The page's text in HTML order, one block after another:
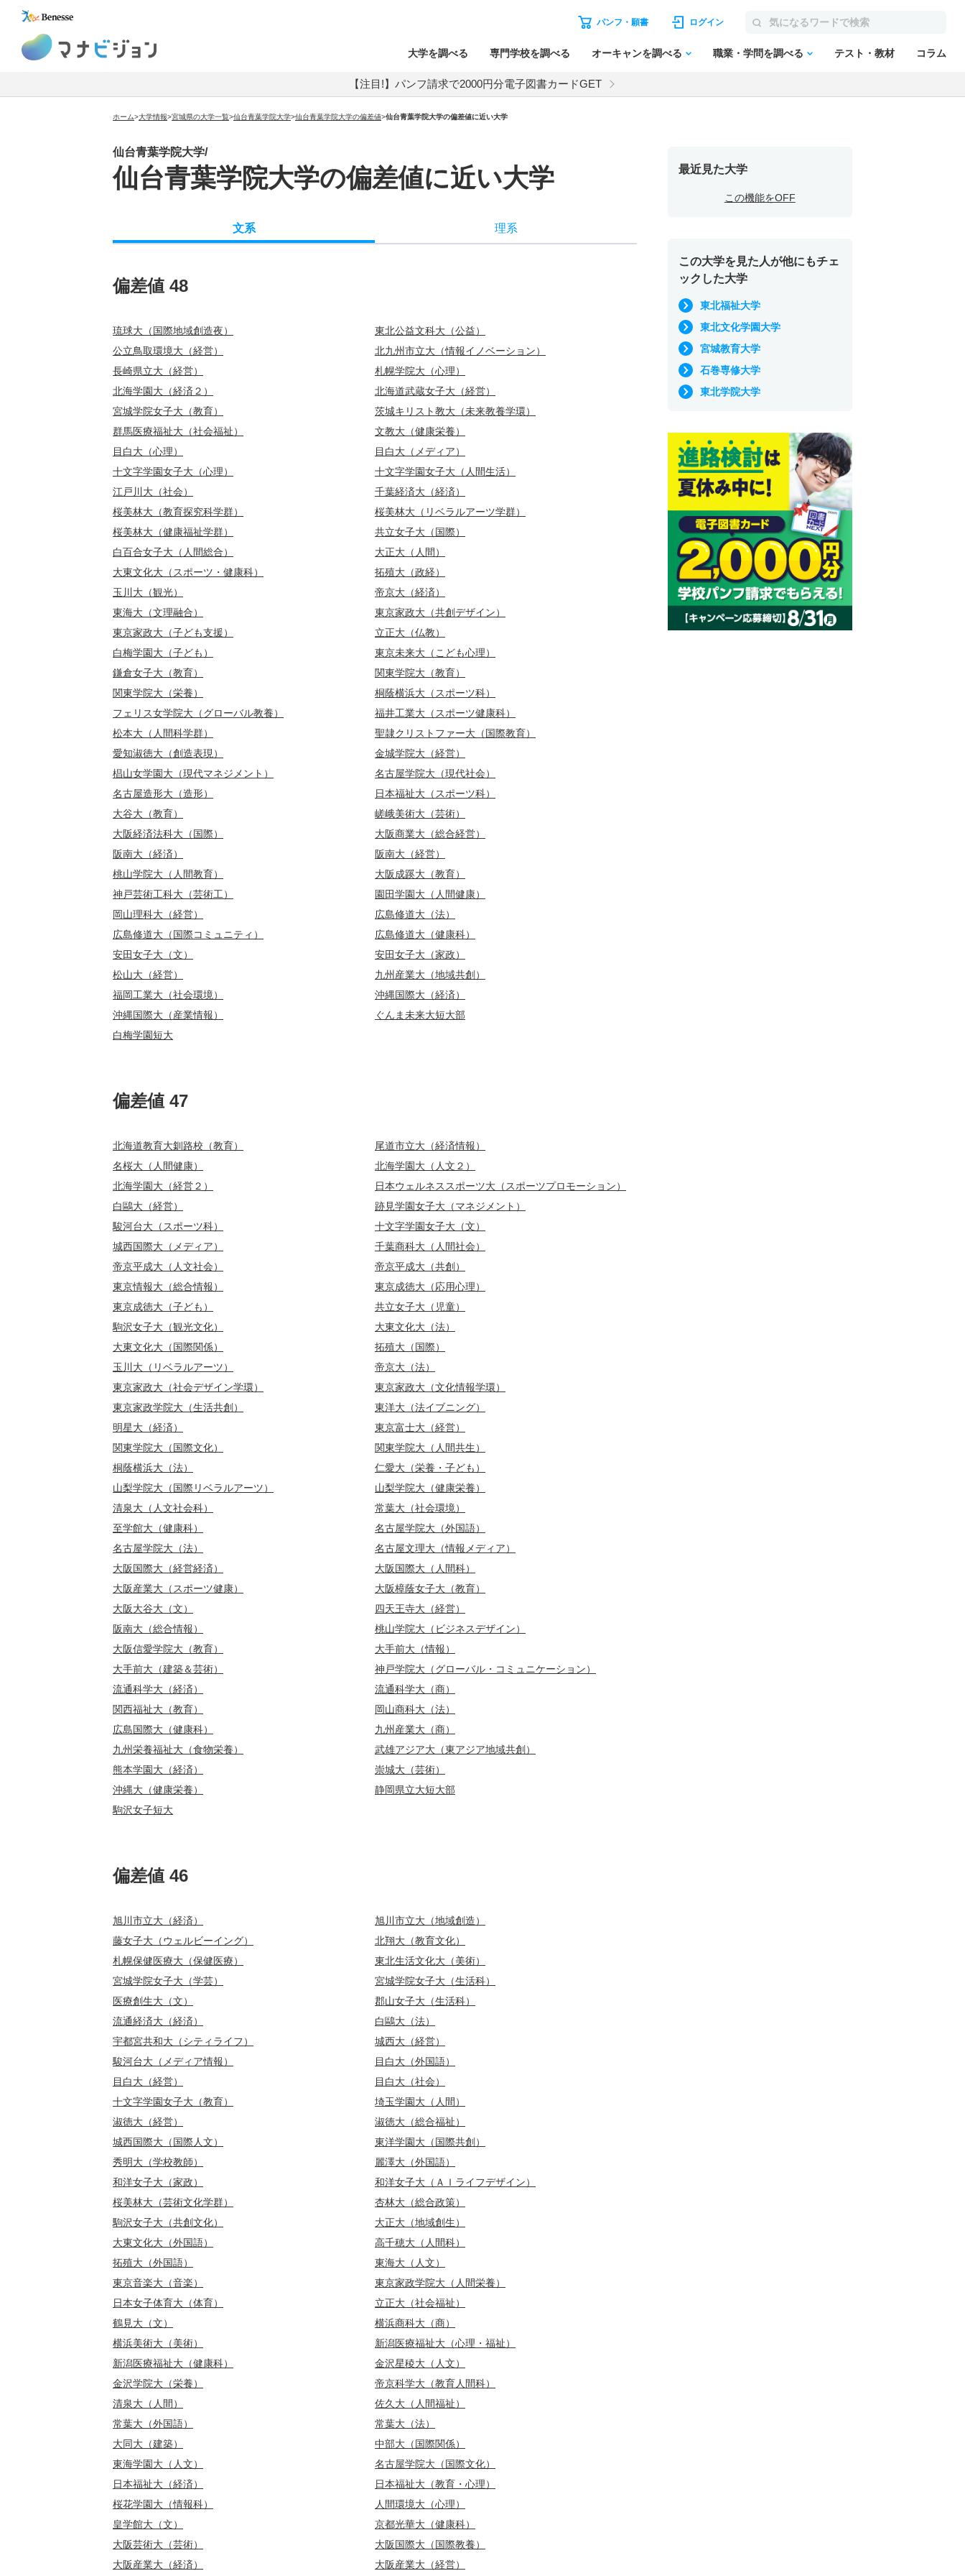
パンフ・願書 ログイン
大学を調べる 専門学校を調べる オーキャンを調べる 職業・学問を調べる テスト・教材 コラム
【注目!】パンフ請求で2000円分電子図書カードGET
ホーム>大学情報>宮城県の大学一覧>仙台青葉学院大学>仙台青葉学院大学の偏差値>仙台青葉学院大学の偏差値に近い大学
仙台青葉学院大学/
仙台青葉学院大学の偏差値に近い大学
文系 理系
偏差値 48
琉球大（国際地域創造夜）
東北公益文科大（公益）
公立鳥取環境大（経営）
北九州市立大（情報イノベーション）
長崎県立大（経営）
札幌学院大（心理）
北海学園大（経済２）
北海道武蔵女子大（経営）
宮城学院女子大（教育）
茨城キリスト教大（未来教養学環）
群馬医療福祉大（社会福祉）
文教大（健康栄養）
目白大（心理）
目白大（メディア）
十文字学園女子大（心理）
十文字学園女子大（人間生活）
江戸川大（社会）
千葉経済大（経済）
桜美林大（教育探究科学群）
桜美林大（リベラルアーツ学群）
桜美林大（健康福祉学群）
共立女子大（国際）
白百合女子大（人間総合）
大正大（人間）
大東文化大（スポーツ・健康科）
拓殖大（政経）
玉川大（観光）
帝京大（経済）
東海大（文理融合）
東京家政大（共創デザイン）
東京家政大（子ども支援）
立正大（仏教）
白梅学園大（子ども）
東京未来大（こども心理）
鎌倉女子大（教育）
関東学院大（教育）
関東学院大（栄養）
桐蔭横浜大（スポーツ科）
フェリス女学院大（グローバル教養）
福井工業大（スポーツ健康科）
松本大（人間科学群）
聖隷クリストファー大（国際教育）
愛知淑徳大（創造表現）
金城学院大（経営）
椙山女学園大（現代マネジメント）
名古屋学院大（現代社会）
名古屋造形大（造形）
日本福祉大（スポーツ科）
大谷大（教育）
嵯峨美術大（芸術）
大阪経済法科大（国際）
大阪商業大（総合経営）
阪南大（経済）
阪南大（経営）
桃山学院大（人間教育）
大阪成蹊大（教育）
神戸芸術工科大（芸術工）
園田学園大（人間健康）
岡山理科大（経営）
広島修道大（法）
広島修道大（国際コミュニティ）
広島修道大（健康科）
安田女子大（文）
安田女子大（家政）
松山大（経営）
九州産業大（地域共創）
福岡工業大（社会環境）
沖縄国際大（経済）
沖縄国際大（産業情報）
ぐんま未来大短大部
白梅学園短大
偏差値 47
北海道教育大釧路校（教育）
尾道市立大（経済情報）
名桜大（人間健康）
北海学園大（人文２）
北海学園大（経営２）
日本ウェルネススポーツ大（スポーツプロモーション）
白鷗大（経営）
跡見学園女子大（マネジメント）
駿河台大（スポーツ科）
十文字学園女子大（文）
城西国際大（メディア）
千葉商科大（人間社会）
帝京平成大（人文社会）
帝京平成大（共創）
東京情報大（総合情報）
東京成徳大（応用心理）
東京成徳大（子ども）
共立女子大（児童）
駒沢女子大（観光文化）
大東文化大（法）
大東文化大（国際関係）
拓殖大（国際）
玉川大（リベラルアーツ）
帝京大（法）
東京家政大（社会デザイン学環）
東京家政大（文化情報学環）
東京家政学院大（生活共創）
東洋大（法イブニング）
明星大（経済）
東京富士大（経営）
関東学院大（国際文化）
関東学院大（人間共生）
桐蔭横浜大（法）
仁愛大（栄養・子ども）
山梨学院大（国際リベラルアーツ）
山梨学院大（健康栄養）
清泉大（人文社会科）
常葉大（社会環境）
至学館大（健康科）
名古屋学院大（外国語）
名古屋学院大（法）
名古屋文理大（情報メディア）
大阪国際大（経営経済）
大阪国際大（人間科）
大阪産業大（スポーツ健康）
大阪樟蔭女子大（教育）
大阪大谷大（文）
四天王寺大（経営）
阪南大（総合情報）
桃山学院大（ビジネスデザイン）
大阪信愛学院大（教育）
大手前大（情報）
大手前大（建築＆芸術）
神戸学院大（グローバル・コミュニケーション）
流通科学大（経済）
流通科学大（商）
関西福祉大（教育）
岡山商科大（法）
広島国際大（健康科）
九州産業大（商）
九州栄養福祉大（食物栄養）
武雄アジア大（東アジア地域共創）
熊本学園大（経済）
崇城大（芸術）
沖縄大（健康栄養）
静岡県立大短大部
駒沢女子短大
偏差値 46
旭川市立大（経済）
旭川市立大（地域創造）
藤女子大（ウェルビーイング）
北翔大（教育文化）
札幌保健医療大（保健医療）
東北生活文化大（美術）
宮城学院女子大（学芸）
宮城学院女子大（生活科）
医療創生大（文）
郡山女子大（生活科）
流通経済大（経済）
白鷗大（法）
宇都宮共和大（シティライフ）
城西大（経営）
駿河台大（メディア情報）
目白大（外国語）
目白大（経営）
目白大（社会）
十文字学園女子大（教育）
埼玉学園大（人間）
淑徳大（経営）
淑徳大（総合福祉）
城西国際大（国際人文）
東洋学園大（国際共創）
秀明大（学校教師）
麗澤大（外国語）
和洋女子大（家政）
和洋女子大（ＡＩライフデザイン）
桜美林大（芸術文化学群）
杏林大（総合政策）
駒沢女子大（共創文化）
大正大（地域創生）
大東文化大（外国語）
高千穂大（人間科）
拓殖大（外国語）
東海大（人文）
東京音楽大（音楽）
東京家政学院大（人間栄養）
日本女子体育大（体育）
立正大（社会福祉）
鶴見大（文）
横浜商科大（商）
横浜美術大（美術）
新潟医療福祉大（心理・福祉）
新潟医療福祉大（健康科）
金沢星稜大（人文）
金沢学院大（栄養）
帝京科学大（教育人間科）
清泉大（人間）
佐久大（人間福祉）
常葉大（外国語）
常葉大（法）
大同大（建築）
中部大（国際関係）
東海学園大（人文）
名古屋学院大（国際文化）
日本福祉大（経済）
日本福祉大（教育・心理）
桜花学園大（情報科）
人間環境大（心理）
皇学館大（文）
京都光華大（健康科）
大阪芸術大（芸術）
大阪国際大（国際教養）
大阪産業大（経済）
大阪産業大（経営）
最近見た大学
この機能をOFF
この大学を見た人が他にもチェ
ックした大学
東北福祉大学
東北文化学園大学
宮城教育大学
石巻専修大学
東北学院大学